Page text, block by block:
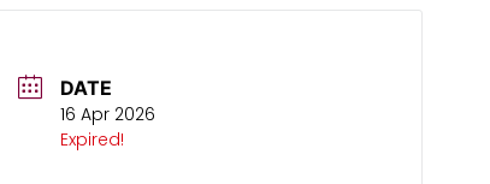
DATE
16 Apr 2026
Expired!